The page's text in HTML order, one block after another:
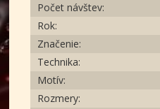
Počet návštev:
Rok:
Značenie:
Technika:
Motív:
Rozmery: